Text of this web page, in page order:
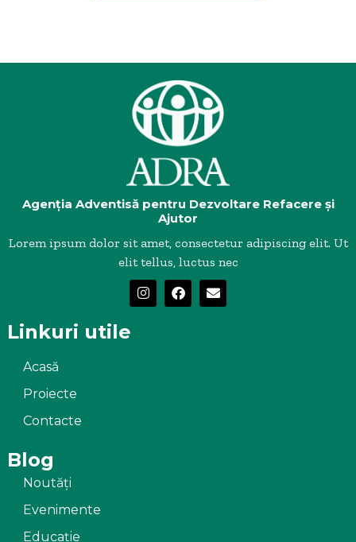
Agenția Adventisă pentru Dezvoltare Refacere și
Ajutor
Lorem ipsum dolor sit amet, consectetur adipiscing elit. Ut
elit tellus, luctus nec
Linkuri utile
Acasă
Proiecte
Contacte
Blog
Noutăți
Evenimente
Educație